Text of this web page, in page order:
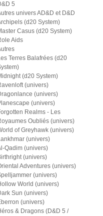
5
univers AD&D et D&D
(d20 System)
Casus (d20 System)
Aids
Terres Balafrées (d20
(d20 System)
(univers)
(univers)
(univers)
Realms - Les
Oubliés (univers)
of Greyhawk (univers)
(univers)
Qadim (univers)
(univers)
Adventures (univers)
(univers)
World (univers)
Sun (univers)
(univers)
& Dragons (D&D 5 /